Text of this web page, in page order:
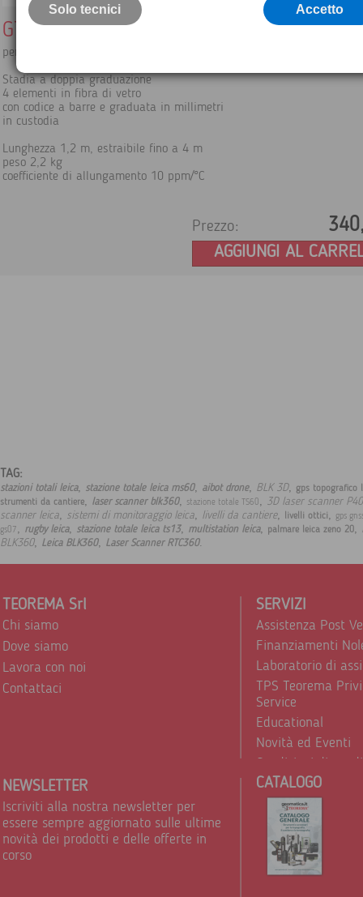
GTL4M Stadia in fibra di vetro da 4 mt
per Livelli Digitali Serie Na3000, DNA03 DNA10, LS10 LS15
Stadia a doppia graduazione
4 elementi in fibra di vetro
con codice a barre e graduata in millimetri
in custodia
Lunghezza 1,2 m, estraibile fino a 4 m
peso 2,2 kg
coefficiente di allungamento 10 ppm/°C
Prezzo:
AGGIUNGI AL
TAG:
stazioni totali leica, stazione totale leica ms60, aibot drone, BLK 3D, gps topografico
strumenti da cantiere, laser scanner blk360, stazione totale TS60, 3D laser scanner P40
scanner leica, sistemi di monitoraggio leica, livelli da cantiere, livelli ottici,
gps
gs07, rugby leica, stazione totale leica ts13, multistation leica, palmare leica zeno 20,
BLK360, Leica BLK360, Laser Scanner RTC360.
TEOREMA Srl
Chi siamo
Dove siamo
Lavora con noi
Contattaci
SERVIZI
Assistenza Post
Finanziamenti
Laboratorio di
TPS Teorema
Service
Educational
Novità ed Eventi
Condizioni di
Trattamento dei
NEWSLETTER
Iscriviti alla nostra newsletter per
essere sempre aggiornato sulle ultime
novità dei prodotti e delle offerte in
corso
CATALOGO
Solo tecnici Accetto